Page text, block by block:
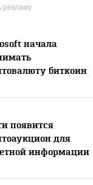
рекламу
начала
биткоин
появится
для
информации